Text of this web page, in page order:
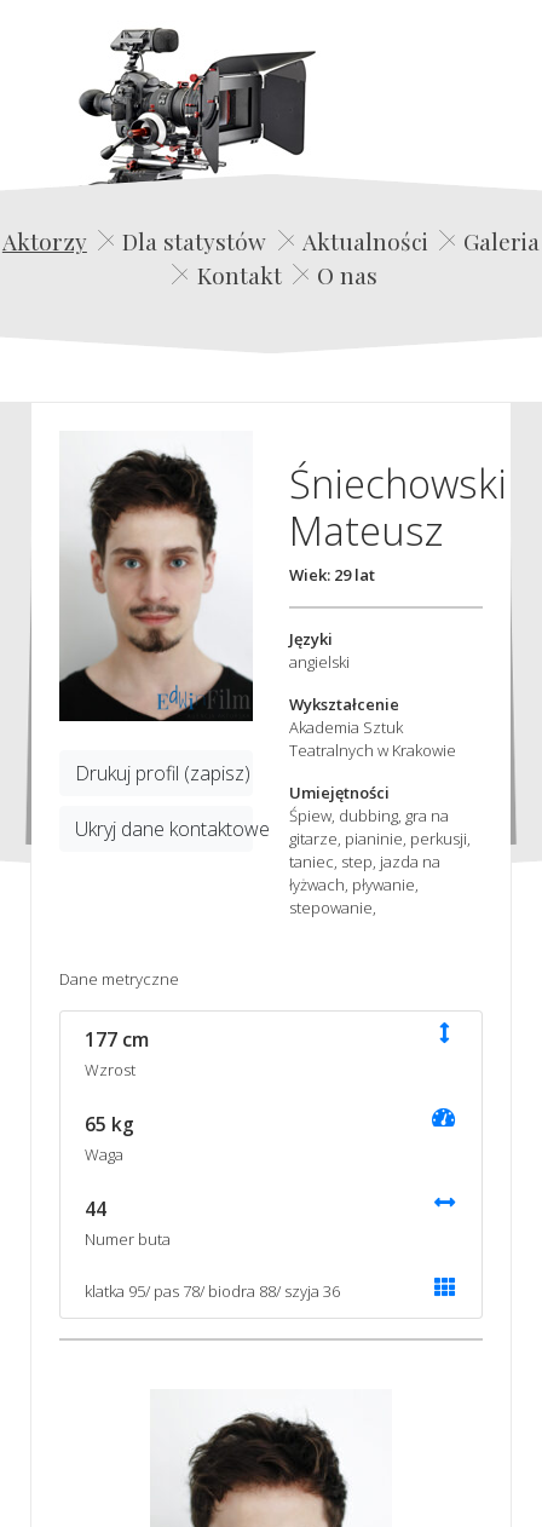
Edwin Film Agencja Aktorska
Aktorzy Dla statystów Aktualności
Galeria
Kontakt
O nas
Drukuj profil (zapisz)
Ukryj dane kontaktowe
Śniechowski
Mateusz
Wiek: 29 lat
Języki
angielski
Wykształcenie
Akademia Sztuk
Teatralnych w Krakowie
Umiejętności
Śpiew, dubbing, gra na
gitarze, pianinie, perkusji,
taniec, step, jazda na
łyżwach, pływanie,
stepowanie,
Dane metryczne
177 cm
Wzrost
65 kg
Waga
44
Numer buta
klatka 95/ pas 78/ biodra 88/ szyja 36